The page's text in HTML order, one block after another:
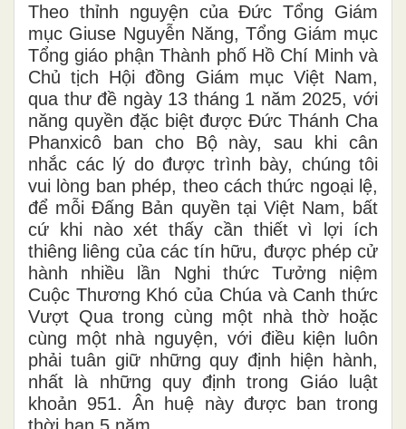
Theo thỉnh nguyện của Đức Tổng Giám
mục Giuse Nguyễn Năng, Tổng Giám mục
Tổng giáo phận Thành phố Hồ Chí Minh và
Chủ tịch Hội đồng Giám mục Việt Nam,
qua thư đề ngày 13 tháng 1 năm 2025, với
năng quyền đặc biệt được Đức Thánh Cha
Phanxicô ban cho Bộ này, sau khi cân
nhắc các lý do được trình bày, chúng tôi
vui lòng ban phép, theo cách thức ngoại lệ,
để mỗi Đấng Bản quyền tại Việt Nam, bất
cứ khi nào xét thấy cần thiết vì lợi ích
thiêng liêng của các tín hữu, được phép cử
hành nhiều lần Nghi thức Tưởng niệm
Cuộc Thương Khó của Chúa và Canh thức
Vượt Qua trong cùng một nhà thờ hoặc
cùng một nhà nguyện, với điều kiện luôn
phải tuân giữ những quy định hiện hành,
nhất là những quy định trong Giáo luật
khoản 951. Ân huệ này được ban trong
thời hạn 5 năm.